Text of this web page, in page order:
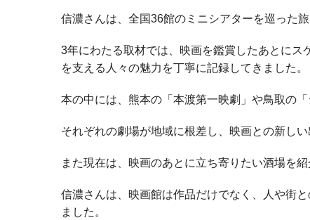
信濃さんは、全国36館のミニシアターを巡った
3年にわたる取材では、映画を鑑賞したあとに
を支える人々の魅力を丁寧に記録してきました。
本の中には、熊本の「本渡第一映劇」や鳥取の
それぞれの劇場が地域に根差し、映画との新し
また現在は、映画のあとに立ち寄りたい酒場を
信濃さんは、映画館は作品だけでなく、人や街
ました。